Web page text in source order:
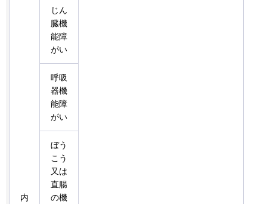
内
じん
臓機
能障
がい
呼吸
器機
能障
がい
ぼう
こう
又は
直腸
の機